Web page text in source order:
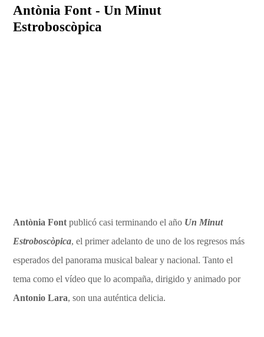
Antònia Font - Un Minut
Estroboscòpica
Antònia Fontpublicó casi terminando el año Un Minut
Estroboscòpica, el primer adelanto de uno de los regresos más
esperados del panorama musical balear y nacional. Tanto el
tema como el vídeo que lo acompaña, dirigido y animado por
Antonio Lara, son una auténtica delicia.